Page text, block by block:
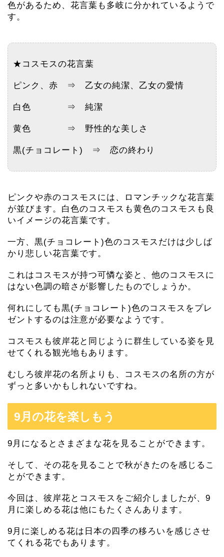
色があるため、花言葉も多岐に分かれているようで
す。
★コスモスの花言葉
ピンク、赤 ⇒ 乙女の純潔、乙女の愛情
白色 ⇒ 純潔
黄色 ⇒ 野性的な美しさ
黒(チョコレート) ⇒ 恋の終わり
ピンクや赤のコスモスには、ロマンチックな花言葉
が並びます。白色のコスモスも黄色のコスモスも良
いイメージの花言葉です。
一方、黒(チョコレート)色のコスモスだけは少しば
かり悲しい花言葉です。
これはコスモスが持つ可憐な姿と、他のコスモスに
はない色調の暗さが影響したものでしょうか。
何れにしても黒(チョコレート)色のコスモスをプレ
ゼントするのは注意が必要なようです。
コスモスも彼岸花と同じように群生している姿を見
せてくれる観光地もあります。
むしろ彼岸花の名所よりも、コスモスの名所の方が
ずっと多いかもしれないですね。
9月の花を楽しもう
9月になるとさまざまな花を見ることができます。
そして、その花を見ることで秋がきたのを感じるこ
とができます。
今回は、彼岸花とコスモスをご紹介しましたが、9
月に楽しめる花は他にもたくさんあります。
9月に楽しめる花は日本の四季の移ろいを感じさせ
てくれる花でもあります。